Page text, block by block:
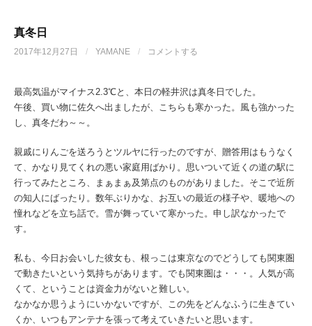
真冬日
2017年12月27日 / YAMANE / コメントする
最高気温がマイナス2.3℃と、本日の軽井沢は真冬日でした。
午後、買い物に佐久へ出ましたが、こちらも寒かった。風も強かった
し、真冬だわ～～。
親戚にりんごを送ろうとツルヤに行ったのですが、贈答用はもうなく
て、かなり見てくれの悪い家庭用ばかり。思いついて近くの道の駅に
行ってみたところ、まぁまぁ及第点のものがありました。そこで近所
の知人にばったり。数年ぶりかな、お互いの最近の様子や、暖地への
憧れなどを立ち話で。雪が舞っていて寒かった。申し訳なかったで
す。
私も、今日お会いした彼女も、根っこは東京なのでどうしても関東圏
で動きたいという気持ちがあります。でも関東圏は・・・。人気が高
くて、ということは資金力がないと難しい。
なかなか思うようにいかないですが、この先をどんなふうに生きてい
くか、いつもアンテナを張って考えていきたいと思います。